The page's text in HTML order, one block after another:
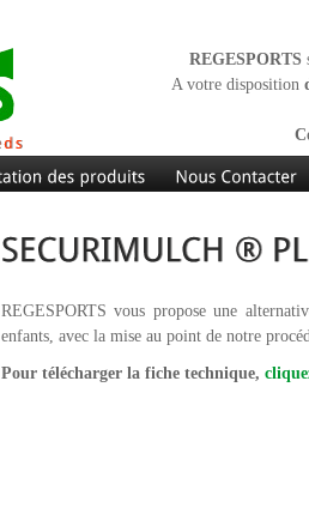
REGESPORTS
A votre disposition
REGESPORTS vous propose une
enfants, avec la mise au point de notre
Pour télécharger la fiche technique,